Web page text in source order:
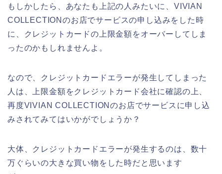
もしかしたら、あなたも上記の人みたいに、VIVIAN
COLLECTIONのお店でサービスの申し込みをした時
に、クレジットカードの上限金額をオーバーしてしま
ったのかもしれませんよ。
なので、クレジットカードエラーが発生してしまった
人は、上限金額をクレジットカード会社に確認の上、
再度VIVIAN COLLECTIONのお店でサービスに申し込
みされてみてはいかがでしょうか？
大体、クレジットカードエラーが発生するのは、数十
万ぐらいの大きな買い物をした時だと思います